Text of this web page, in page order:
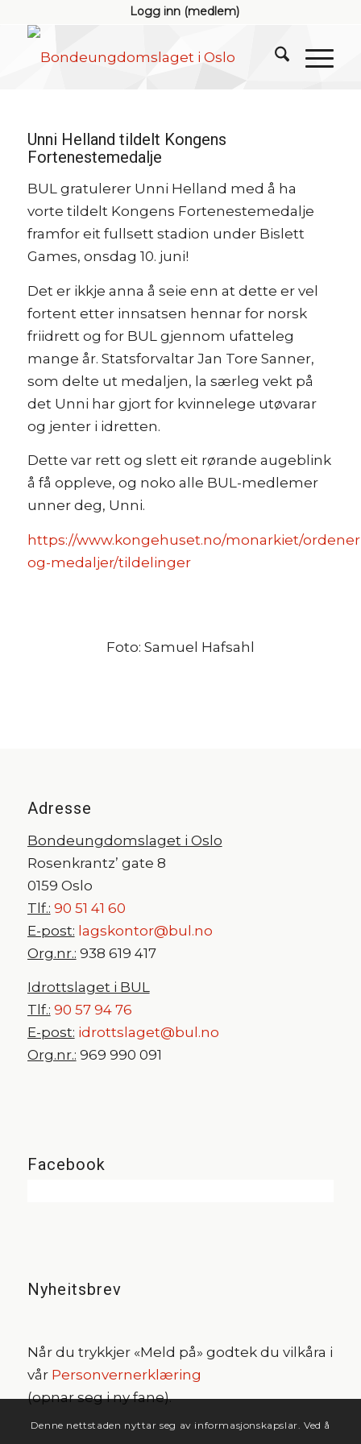
Logg inn (medlem)
Unni Helland tildelt Kongens
Fortenestemedalje
BUL gratulerer Unni Helland med å ha
vorte tildelt Kongens Fortenestemedalje
framfor eit fullsett stadion under Bislett
Games, onsdag 10. juni!
Det er ikkje anna å seie enn at dette er vel
fortent etter innsatsen hennar for norsk
friidrett og for BUL gjennom ufatteleg
mange år. Statsforvaltar Jan Tore Sanner,
som delte ut medaljen, la særleg vekt på
det Unni har gjort for kvinnelege utøvarar
og jenter i idretten.
Dette var rett og slett eit rørande augeblink
å få oppleve, og noko alle BUL-medlemer
unner deg, Unni.
https://www.kongehuset.no/monarkiet/
og-medaljer/tildelinger
Foto: Samuel Hafsahl
Adresse
Bondeungdomslaget i Oslo
Rosenkrantz’ gate 8
0159 Oslo
Tlf.: 90 51 41 60
E-post: lagskontor@bul.no
Org.nr.: 938 619 417
Idrottslaget i BUL
Tlf.: 90 57 94 76
E-post: idrottslaget@bul.no
Org.nr.: 969 990 091
Facebook
Nyheitsbrev
Når du trykkjer «Meld på» godtek du vilkåra i
vår Personvernerklæring
(opnar seg i ny fane).
Denne nettstaden nyttar seg av informasjonskapslar. Ved å